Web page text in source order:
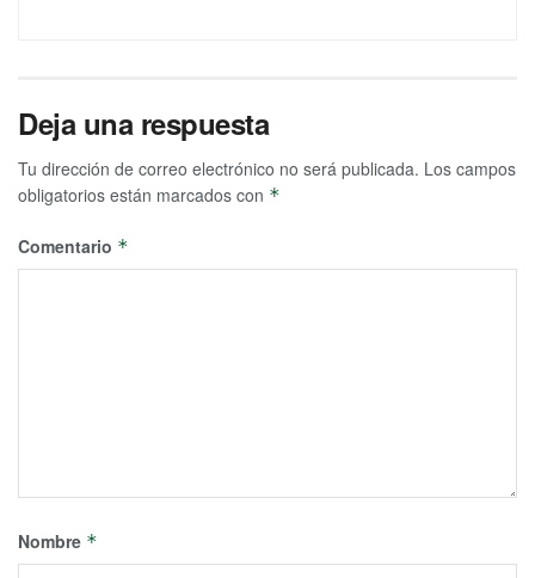
Deja una respuesta
Tu dirección de correo electrónico no será publicada. Los campos
obligatorios están marcados con *
Comentario *
Nombre *